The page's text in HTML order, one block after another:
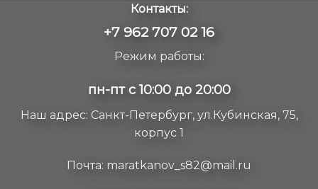
Контакты:
+7 962 707 02 16
Режим работы:
пн-пт с 10:00 до 20:00
Наш адрес: Санкт-Петербург, ул.Кубинская, 75,
корпус 1
Почта: maratkanov_s82@mail.ru